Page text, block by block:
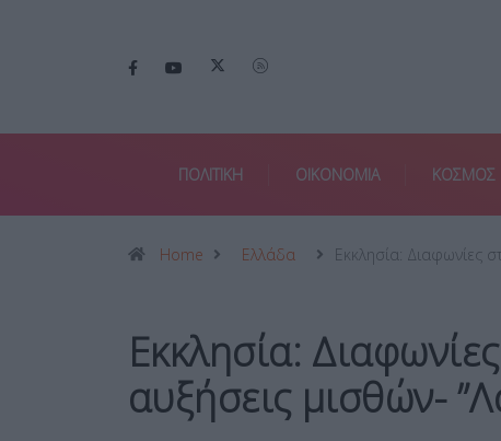
ΠΟΛΙΤΙΚΗ ΟΙΚΟΝΟΜΙΑ ΚΟΣΜΟΣ
Home Ελλάδα Εκκλησία: Διαφωνίες
Εκκλησία:
αυξήσεις μισθών-